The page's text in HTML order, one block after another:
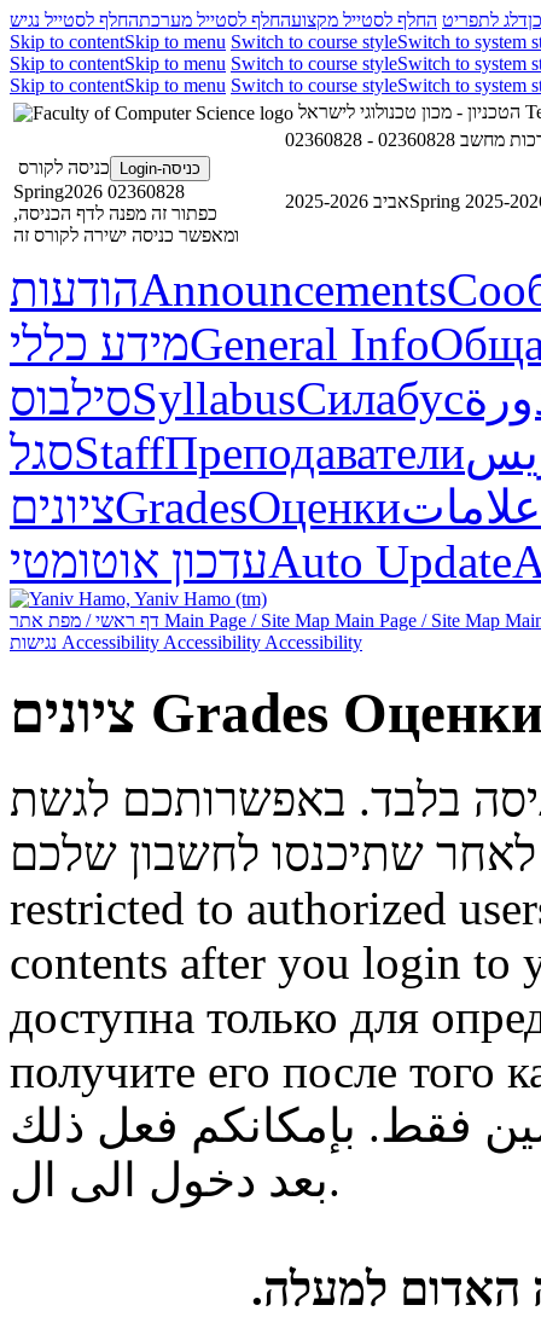
דלג לתפריט החלף לסטייל מקצועהחלף לסטייל מערכתהחלף לסטייל נגיש
Skip to contentSkip to menu Switch to course styleSwitch to system
Skip to contentSkip to menu Switch to course styleSwitch to system
Skip to contentSkip to menu Switch to course styleSwitch to system
במערכות מחשב
כניסה-Login
כניסה לקורס
02360828 Spring2026
כפתור זה מפנה לדף הכניסה,
ומאפשר כניסה ישירה לקורס זה
אביב 2025-2026Spring 2025-
הודעותAnnouncements
מידע כלליGeneral Info
סילבוסSyllabusСилабус
סגלStaffПреподаватели
ציוניםGradesОценкиعلامات
עדכון אוטומטיAuto Update
Main Page / Site Map Main Page / Site Map
Accessibility Accessibility Accessibility
ציונים Grades
בלבד. באפשרותכם לגשת
restricted to authorized
contents after you login to
доступна только для
получите его после того
فقط. بإمكانكم فعل ذلك
بعد دخول الى ال.
האדום למעלה.